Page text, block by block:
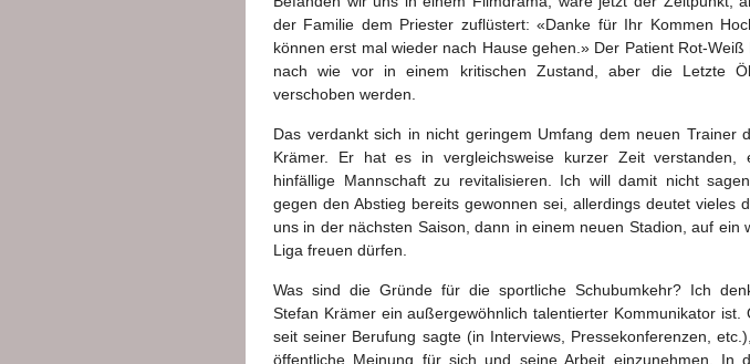
der Familie dem Priester zuflüstert: «Danke für Ihr Kommen
können erst mal wieder nach Hause gehen.» Der Patient Rot-Weiß
nach wie vor in einem kritischen Zustand, aber die Letzte
verschoben werden.
Das verdankt sich in nicht geringem Umfang dem neuen Trainer
Krämer. Er hat es in vergleichsweise kurzer Zeit verstanden,
hinfällige Mannschaft zu revitalisieren. Ich will damit nicht
gegen den Abstieg bereits gewonnen sei, allerdings deutet vieles
uns in der nächsten Saison, dann in einem neuen Stadion, auf ein
Liga freuen dürfen.
Was sind die Gründe für die sportliche Schubumkehr? Ich
Stefan Krämer ein außergewöhnlich talentierter Kommunikator ist.
seit seiner Berufung sagte (in Interviews, Pressekonferenzen,
öffentliche Meinung für sich und seine Arbeit einzunehmen. In